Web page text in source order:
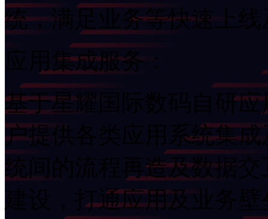
统，满足业务等快速上
应用集成服务：
基于星耀国际数码自研应
户提供各类应用系统集成
统间的流程再造及数据交
建设，打通应用及业务